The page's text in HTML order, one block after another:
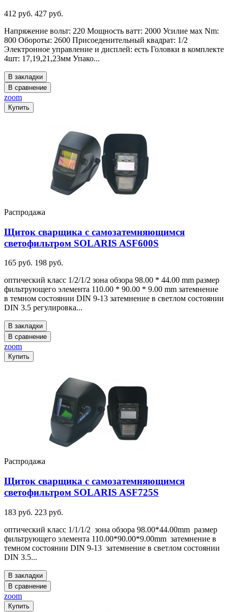
412 руб. 427 руб.
Напряжение вольт: 220 Мощность ватт: 2000 Усилие мах Nm:
800 Обороты: 2600 Присоеденительный квадрат: 1/2
Электронное управление и дисплей: есть Головки в комплекте
4шт: 17,19,21,23мм Упако...
В закладки
В сравнение
zoom
Купить
Распродажа
Щиток сварщика с самозатемняющимся
светофильтром SOLARIS ASF600S
165 руб. 198 руб.
оптический класс 1/2/1/2 зона обзора 98.00 * 44.00 mm размер
фильтрующего элемента 110.00 * 90.00 * 9.00 mm затемнение
в темном состоянии DIN 9-13 затемнение в светлом состоянии
DIN 3.5 регулировка...
В закладки
В сравнение
zoom
Купить
Распродажа
Щиток сварщика с самозатемняющимся
светофильтром SOLARIS ASF725S
183 руб. 223 руб.
оптический класс 1/1/1/2 зона обзора 98.00*44.00mm размер
фильтрующего элемента 110.00*90.00*9.00mm затемнение в
темном состоянии DIN 9-13 затемнение в светлом состоянии
DIN 3.5...
В закладки
В сравнение
zoom
Купить